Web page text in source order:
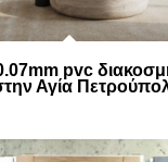
pvc
Αγία